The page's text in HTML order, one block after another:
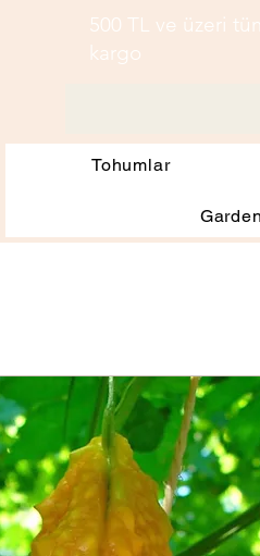
500 TL ve üzeri
kargo
Tohumlar